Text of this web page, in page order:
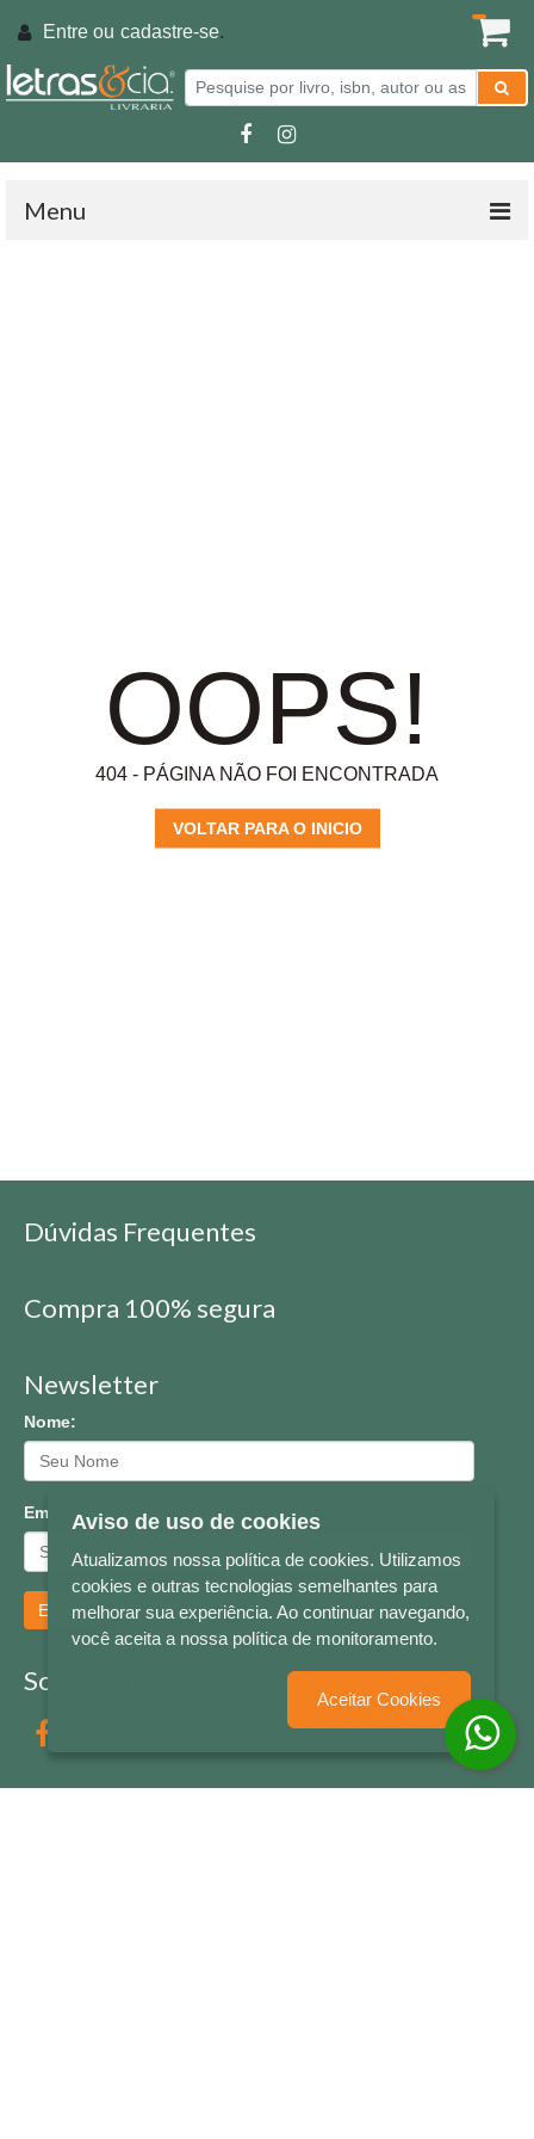
Entre ou cadastre-se.
Menu
OOPS!
404 - PÁGINA NÃO FOI ENCONTRADA
VOLTAR PARA O INICIO
Dúvidas Frequentes
Compra 100% segura
Newsletter
Nome:
Email:
Enviar
Socialize conosco
Aviso de uso de cookies
Atualizamos nossa política de cookies. Utilizamos
cookies e outras tecnologias semelhantes para
melhorar sua experiência. Ao continuar navegando,
você aceita a nossa política de monitoramento.
Aceitar Cookies